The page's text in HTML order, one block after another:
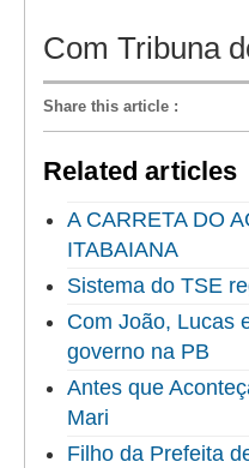
Com Tribuna
Share this article :
Related articles
A CARRETA DO
ITABAIANA
Sistema do TSE
Com João, Lucas
governo na PB
Antes que
Mari
Filho da Prefeita